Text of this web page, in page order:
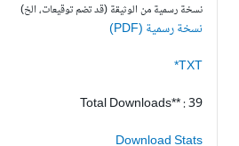
نسخة رسمية من الوثيقة (قد تضم توقيعات، الخ)
نسخة رسمية (PDF)
TXT*
Total Downloads** : 39
Download Stats